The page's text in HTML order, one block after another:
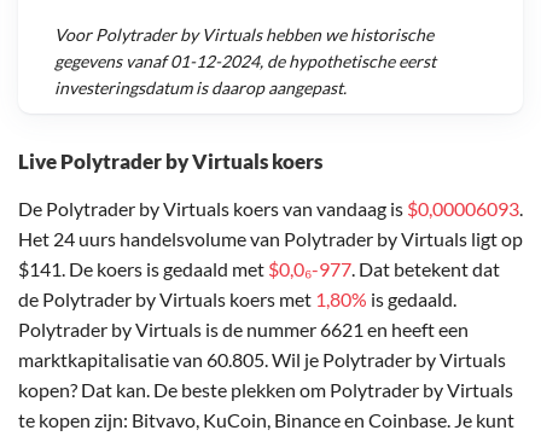
Live Polytrader by Virtuals koers
De Polytrader by Virtuals koers van vandaag is $0,00006093.
Het 24 uurs handelsvolume van Polytrader by Virtuals ligt op
$141. De koers is gedaald met $0,0₆-977. Dat betekent dat
de Polytrader by Virtuals koers met 1,80% is gedaald.
Polytrader by Virtuals is de nummer 6621 en heeft een
marktkapitalisatie van 60.805. Wil je Polytrader by Virtuals
kopen? Dat kan. De beste plekken om Polytrader by Virtuals
te kopen zijn: Bitvavo, KuCoin, Binance en Coinbase. Je kunt
VoorPolytrader by Virtualshebben we historische
gegevens vanaf01-12-2024, de hypothetische eerst
investeringsdatum is daarop aangepast.